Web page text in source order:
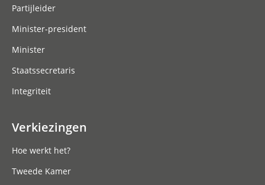
Partijleider
Minister-president
Minister
Staatssecretaris
Integriteit
Verkiezingen
Hoe werkt het?
Tweede Kamer